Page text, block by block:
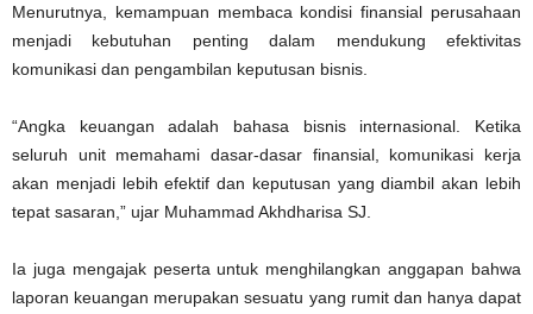
Menurutnya, kemampuan membaca kondisi finansial perusahaan
menjadi kebutuhan penting dalam mendukung efektivitas
komunikasi dan pengambilan keputusan bisnis.
“Angka keuangan adalah bahasa bisnis internasional. Ketika
seluruh unit memahami dasar-dasar finansial, komunikasi kerja
akan menjadi lebih efektif dan keputusan yang diambil akan lebih
tepat sasaran,” ujar Muhammad Akhdharisa SJ.
Ia juga mengajak peserta untuk menghilangkan anggapan bahwa
laporan keuangan merupakan sesuatu yang rumit dan hanya dapat